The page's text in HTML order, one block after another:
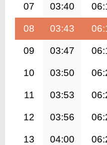
07 03:40
08 03:43
09 03:47
10 03:50
11 03:53
12 03:56
13 04:00